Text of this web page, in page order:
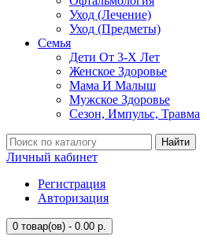
Уход (Лечение)
Уход (Предметы)
Семья
Дети От 3-Х Лет
Женское Здоровье
Мама И Малыш
Мужское Здоровье
Сезон, Импульс, Травма
Найти
Личный кабинет
Регистрация
Авторизация
0 товар(ов) - 0.00 р.